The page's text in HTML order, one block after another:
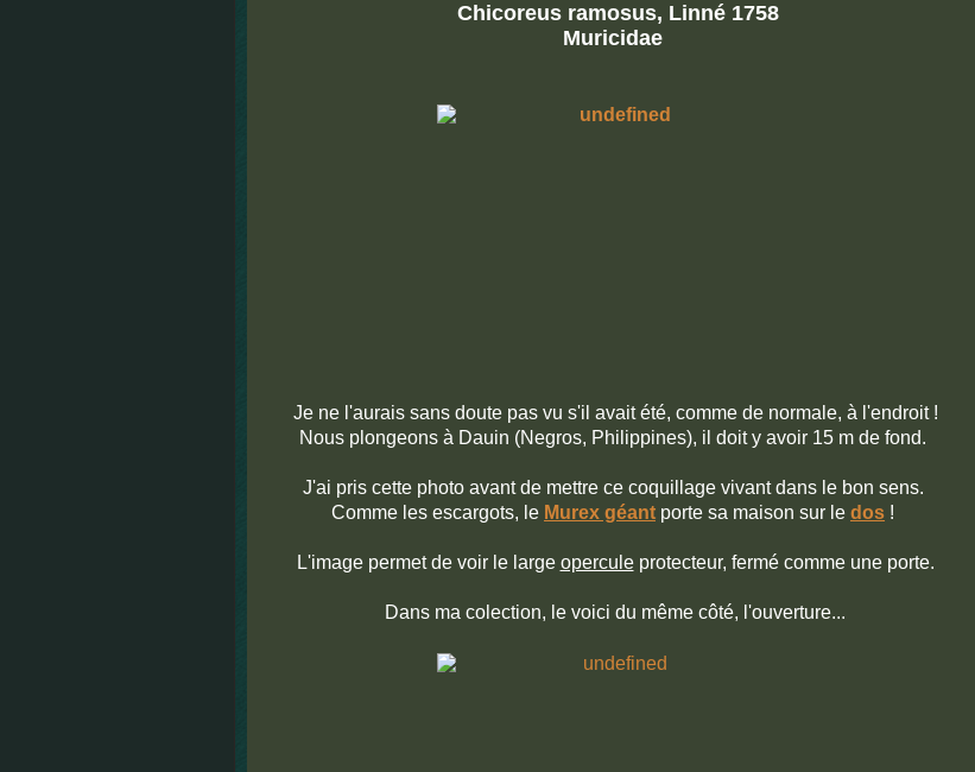
Chicoreus ramosus, Linné 1758
Muricidae
Je ne l'aurais sans doute pas vu s'il avait été, comme de normale, à l'endroit !
Nous plongeons à Dauin (Negros, Philippines), il doit y avoir 15 m de fond.
J'ai pris cette photo avant de mettre ce coquillage vivant dans le bon sens.
Comme les escargots, le Murex géant porte sa maison sur le dos !
L'image permet de voir le large operculeprotecteur, fermé comme une porte.
Dans ma colection, le voici du même côté, l'ouverture...